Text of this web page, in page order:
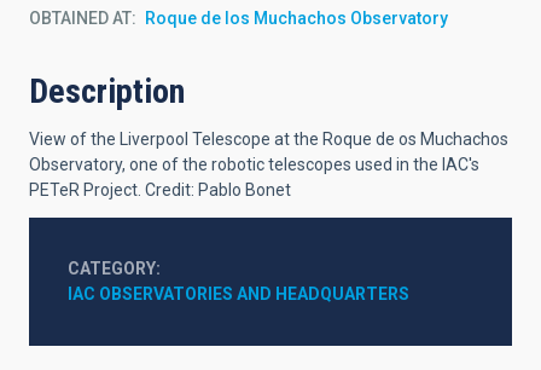
OBTAINED AT Roque de los Muchachos Observatory
Description
View of the Liverpool Telescope at the Roque de os Muchachos
Observatory, one of the robotic telescopes used in the IAC's
PETeR Project. Credit: Pablo Bonet
CATEGORY
IAC OBSERVATORIES AND HEADQUARTERS